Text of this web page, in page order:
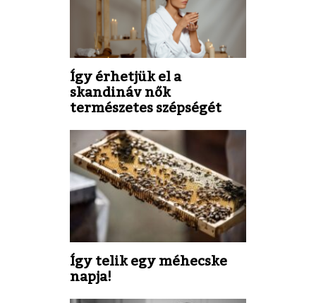
Így érhetjük el a
skandináv nők
természetes szépségét
Így telik egy méhecske
napja!